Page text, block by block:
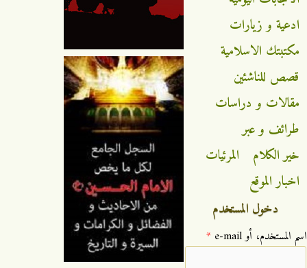
ادعية و زيارات
مكتبتك الاسلامية
قصص للناشئين
مقالات و دراسات
طرائف و عبر
خير الكلام
المرئيات
اخبار الموقع
دخول المستخدم
‏اسم المستخدم، أو e-mail ‏ *